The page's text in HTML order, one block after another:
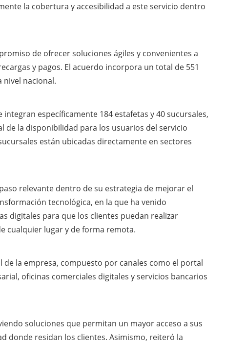
la cobertura y accesibilidad a este servicio dentro
de ofrecer soluciones ágiles y convenientes a
y pagos. El acuerdo incorpora un total de 551
nivel nacional.
específicamente 184 estafetas y 40 sucursales,
la disponibilidad para los usuarios del servicio
están ubicadas directamente en sectores
relevante dentro de su estrategia de mejorar el
tecnológica, en la que ha venido
digitales para que los clientes puedan realizar
cualquier lugar y de forma remota.
la empresa, compuesto por canales como el portal
oficinas comerciales digitales y servicios bancarios
soluciones que permitan un mayor acceso a sus
donde residan los clientes. Asimismo, reiteró la